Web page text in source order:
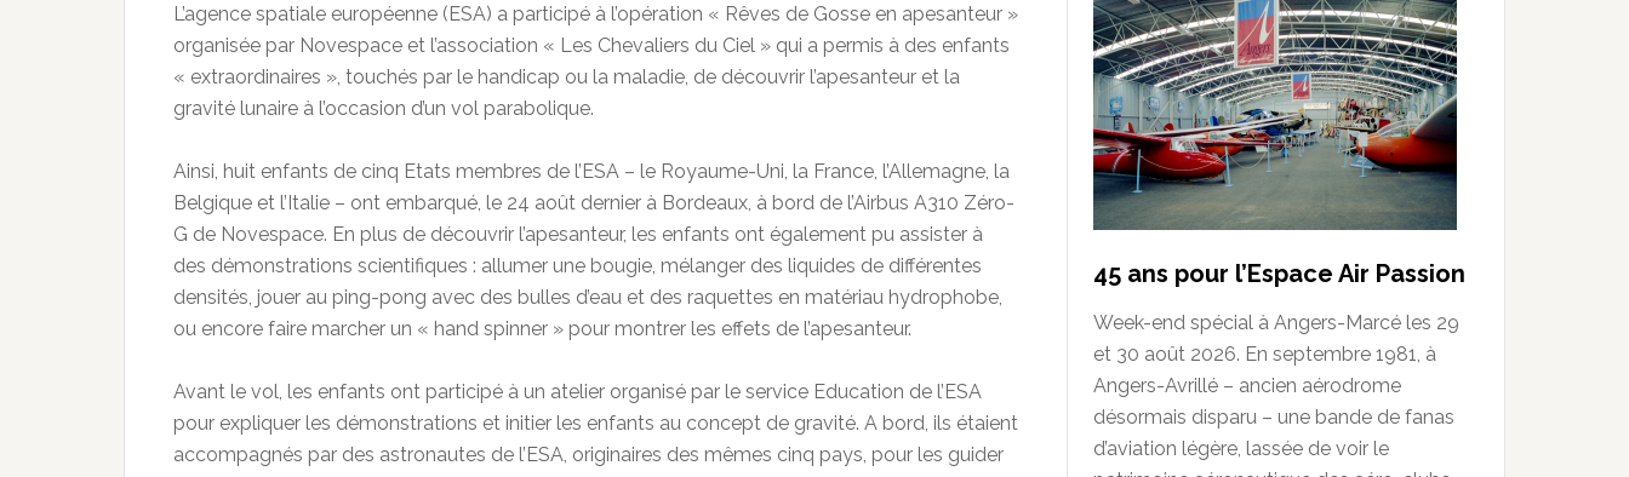
L’agence spatiale européenne (ESA) a participé à l’opération « Rêves de Gosse en apesanteur »
organisée par Novespace et l’association « Les Chevaliers du Ciel » qui a permis à des enfants
« extraordinaires », touchés par le handicap ou la maladie, de découvrir l’apesanteur et la
gravité lunaire à l’occasion d’un vol parabolique.
Ainsi, huit enfants de cinq Etats membres de l’ESA – le Royaume-Uni, la France, l’Allemagne, la
Belgique et l’Italie – ont embarqué, le 24 août dernier à Bordeaux, à bord de l’Airbus A310 Zéro-
G de Novespace. En plus de découvrir l’apesanteur, les enfants ont également pu assister à
des démonstrations scientifiques : allumer une bougie, mélanger des liquides de différentes
densités, jouer au ping-pong avec des bulles d’eau et des raquettes en matériau hydrophobe,
ou encore faire marcher un « hand spinner » pour montrer les effets de l’apesanteur.
Avant le vol, les enfants ont participé à un atelier organisé par le service Education de l’ESA
pour expliquer les démonstrations et initier les enfants au concept de gravité. A bord, ils étaient
accompagnés par des astronautes de l’ESA, originaires des mêmes cinq pays, pour les guider
45 ans pour l’Espace Air Passion
Week-end spécial à Angers-Marcé les 29
et 30 août 2026. En septembre 1981, à
Angers-Avrillé – ancien aérodrome
désormais disparu – une bande de fanas
d’aviation légère, lassée de voir le